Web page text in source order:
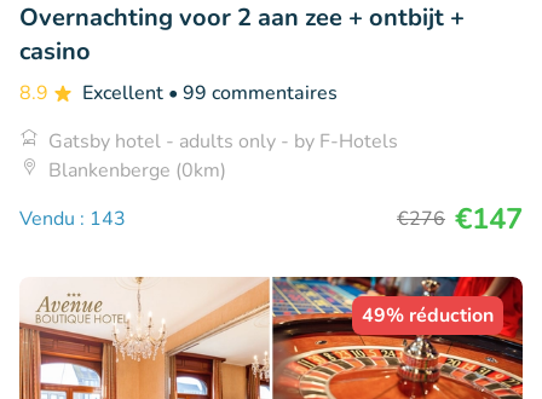
Overnachting voor 2 aan zee + ontbijt +
casino
8.9 Excellent • 99 commentaires
Gatsby hotel - adults only - by F-Hotels
Blankenberge (0km)
Vendu : 143
€276 €147
49% réduction